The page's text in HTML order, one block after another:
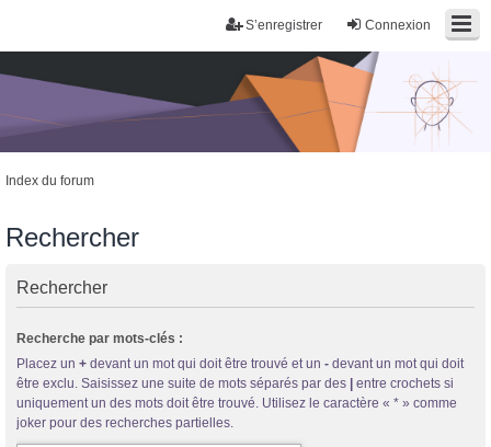
Connexion
S’enregistrer
Trans District
Forum d'information sur les transidentités masculines FtM/FtX/Ft*
Index du forum
Rechercher
Rechercher
Recherche par mots-clés :
Placez un + devant un mot qui doit être trouvé et un - devant un mot qui doit
être exclu. Saisissez une suite de mots séparés par des | entre crochets si
uniquement un des mots doit être trouvé. Utilisez le caractère « * » comme
joker pour des recherches partielles.